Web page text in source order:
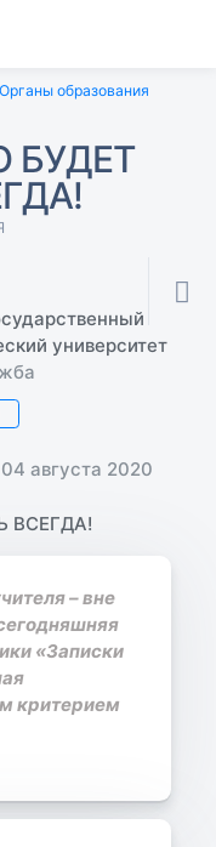

Органы образования
БУДЕТ
университет
августа 2020
– вне
«Записки
критерием